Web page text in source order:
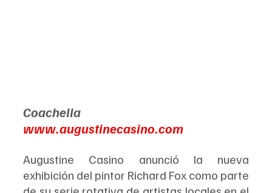
Coachella
www.augustinecasino.com
Augustine Casino anunció la nueva
exhibición del pintor Richard Fox como parte